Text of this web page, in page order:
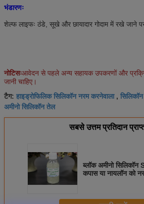
भंडारणः
शेल्फ लाइफः ठंडे, सूखे और छायादार गोदाम में रखे जाने
नोटिसःआवेदन से पहले अन्य सहायक उपकरणों और
जानी चाहिए।
टैग: हाइड्रोफिलिक सिलिकॉन नरम करनेवाला,
अमीनो सिलिकॉन तेल
सबसे उत्तम प्रतिदान
ब्लॉक अमीनो सिलिकॉन
कपास या नायलॉन को